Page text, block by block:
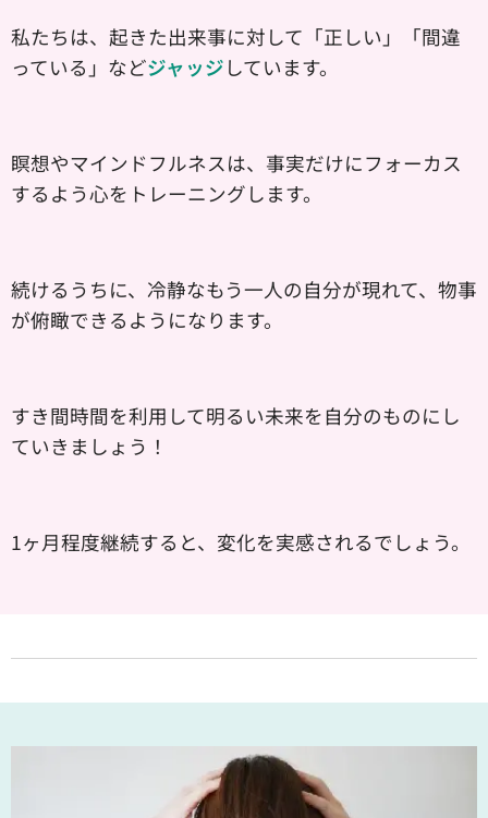
私たちは、起きた出来事に対して「正しい」「間違
っている」などジャッジ しています。
瞑想やマインドフルネスは、事実だけにフォーカス
するよう心をトレーニングします。
続けるうちに、冷静なもう一人の自分が現れて、物事
が俯瞰できるようになります。
すき間時間を利用して明るい未来を自分のものにし
ていきましょう！
​1ヶ月程度継続すると、変化を実感されるでしょう。